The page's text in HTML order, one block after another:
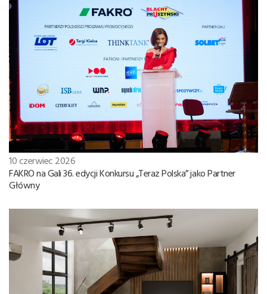
10 czerwiec 2026
FAKRO na Gali 36. edycji Konkursu „Teraz Polska” jako Partner
Główny